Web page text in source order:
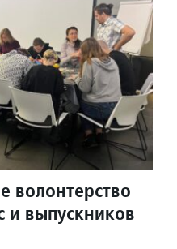
волонтерство
и выпускников